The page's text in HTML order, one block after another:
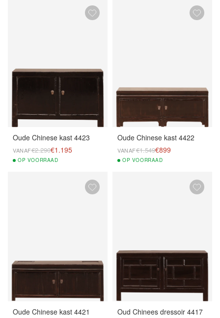
Oude Chinese kast 4423
VANAF€2.290€1.195
OP VOORRAAD
Oude Chinese kast 4422
VANAF€1.549€899
OP VOORRAAD
Oude Chinese kast 4421 Oud Chinees dressoir 4417